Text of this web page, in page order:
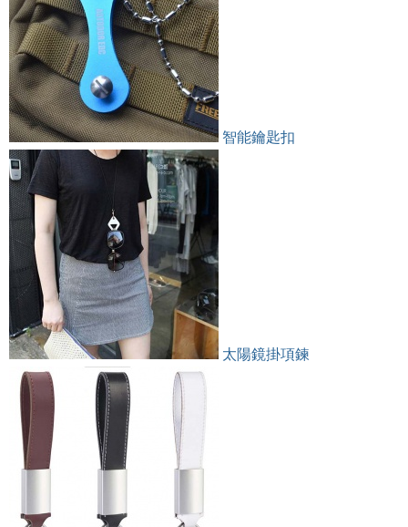
智能鑰匙扣
太陽鏡掛項鍊